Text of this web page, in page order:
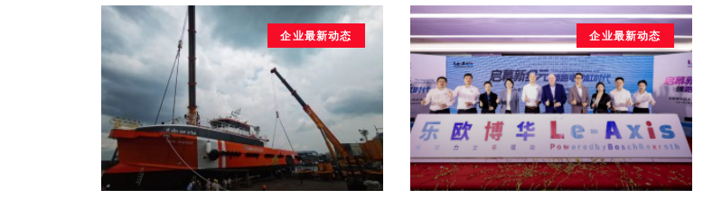
企业最新动态 企业最新动态